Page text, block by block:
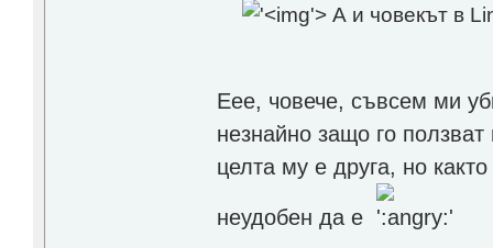
'>А и човекът в
Еее, човече, съвсем ми
незнайно защо го
целта му е друга, но
неудобен да е